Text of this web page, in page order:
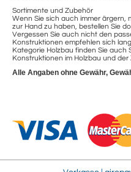
Sortimente und Zubehör
Wenn Sie sich auch immer ärgern,
zur Hand zu haben, bestellen Sie
Vergessen Sie auch nicht den
Konstruktionen empfehlen sich
Kategorie Holzbau finden Sie auch
Konstruktionen im Holzbau und der
Alle Angaben ohne Gewähr,